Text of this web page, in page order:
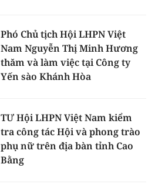
Phó Chủ tịch Hội LHPN Việt
Nam Nguyễn Thị Minh Hương
thăm và làm việc tại Công ty
Yến sào Khánh Hòa
TƯ Hội LHPN Việt Nam kiểm
tra công tác Hội và phong trào
phụ nữ trên địa bàn tỉnh Cao
Bằng